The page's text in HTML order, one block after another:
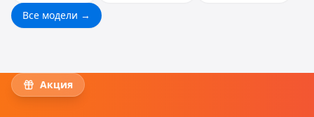
Все модели →
Акция